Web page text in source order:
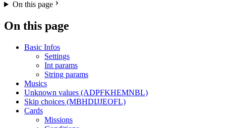
On this page
On this page
Basic Infos
Settings
Int params
String params
Musics
Unknown values (ADPFKHEMNBL)
Skip choices (MBHDIJJEOFL)
Cards
Missions